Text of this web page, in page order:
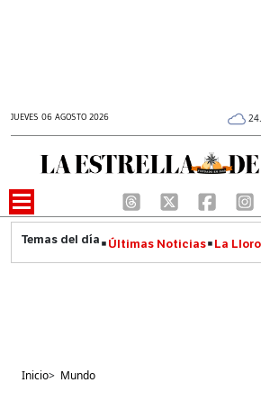
JUEVES 06 AGOSTO 2026
Últimas Noticias La
Inicio> Mundo